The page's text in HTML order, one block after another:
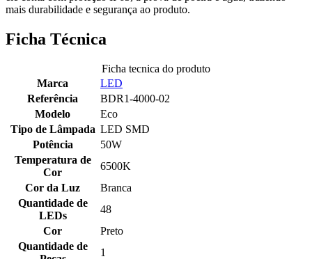
mais durabilidade e segurança ao produto.
Ficha Técnica
Ficha tecnica do produto
Marca
LED
Referência
BDR1-4000-02
Modelo
Eco
Tipo de Lâmpada LED SMD
Potência
50W
Temperatura de
Cor
6500K
Cor da Luz
Branca
Quantidade de
LEDs
48
Cor
Preto
Quantidade de
1